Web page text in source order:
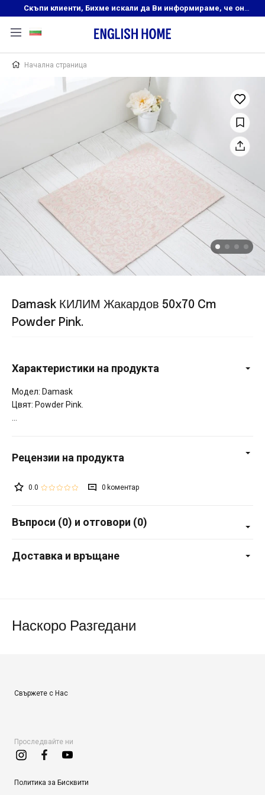
Скъпи клиенти, Бихме искали да Ви информираме, че онлайн магазинът на English Home преустановява своята дейност. Прекрасният ни и усмихнат екип ,Ви очаква в нашите физически магазини, където ще откриете любимите си продукти! Благодарим Ви, че сте част от семейството на Еnglish Home!
Начална страница
Damask КИЛИМ Жакардов 50x70 Cm
Powder Pink.
Характеристики на продукта
Модел: Damask
Цвят: Powder Pink.
0.0 0
Въпроси (0) и отговори (0)
Доставка и връщане
Наскоро Разгедани
Свържете с Нас
Проследвайте ни
Политика за Бисквити